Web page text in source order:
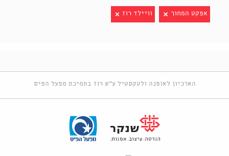
אפקט המחוך וויילד רוז
הארכיון לאופנה ולטקסטיל ע"ש רוז בתמיכת מפעל הפיס